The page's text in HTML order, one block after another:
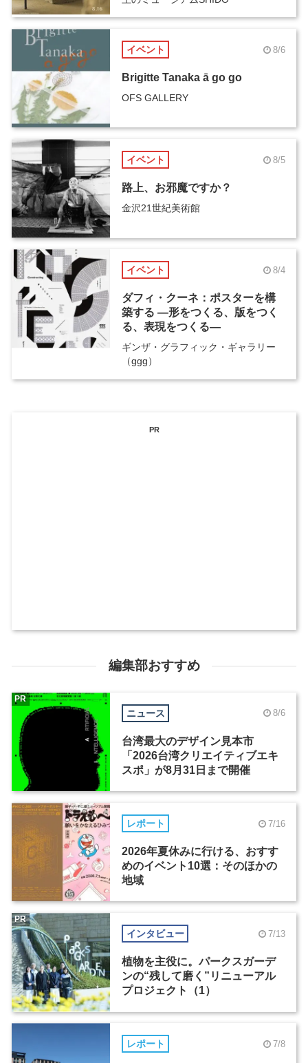
イベント 8/6
Brigitte Tanaka ā go go
OFS GALLERY
イベント 8/5
路上、お邪魔ですか？
金沢21世紀美術館
イベント 8/4
ダフィ・クーネ：ポスターを構
築する ―形をつくる、版をつく
る、表現をつくる―
ギンザ・グラフィック・ギャラリー
（ggg）
PR
編集部おすすめ
ニュース 8/6
台湾最大のデザイン見本市
「2026台湾クリエイティブエキ
スポ」が8月31日まで開催
PR
レポート 7/16
2026年夏休みに行ける、おすす
めのイベント10選：そのほかの
地域
インタビュー 7/13
植物を主役に。パークスガーデ
ンの“残して磨く”リニューアル
プロジェクト（1）
PR
レポート 7/8